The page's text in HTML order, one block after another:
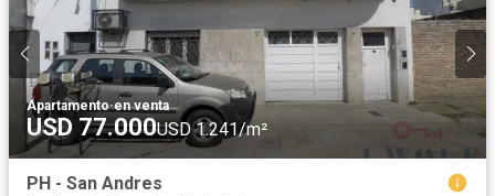
Apartamento·en venta
USD 77.000USD 1.241/m²
PH - San Andres